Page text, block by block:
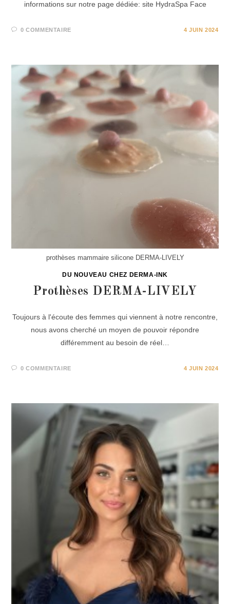
informations sur notre page dédiée: site HydraSpa Face
0 COMMENTAIRE 4 JUIN 2024
prothèses mammaire silicone DERMA-LIVELY
DU NOUVEAU CHEZ DERMA-INK
Prothèses DERMA-LIVELY
Toujours à l'écoute des femmes qui viennent à notre rencontre,
nous avons cherché un moyen de pouvoir répondre
différemment au besoin de réel…
0 COMMENTAIRE 4 JUIN 2024